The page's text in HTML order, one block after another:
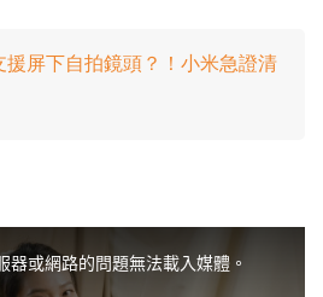
援屏下自拍鏡頭？！小米急證清
器或網路的問題無法載入媒體。